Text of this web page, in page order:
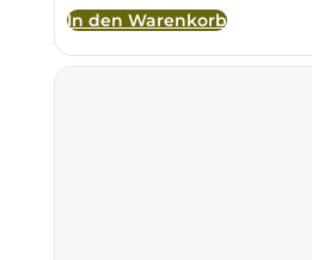
In den Warenkorb